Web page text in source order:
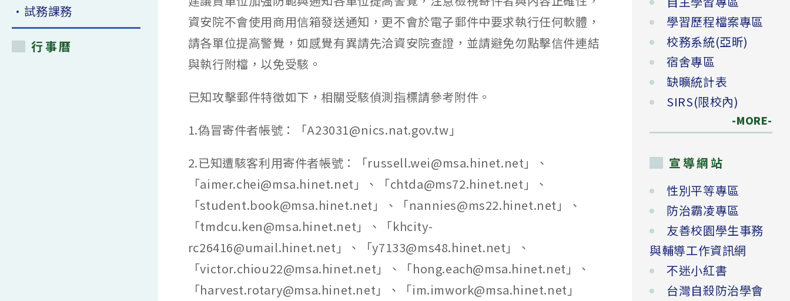
資安院不會使用商用信箱發送通知，更不會於電子郵件中要求執行任何軟體，
請各單位提高警覺，如感覺有異請先洽資安院查證，並請避免勿點擊信件連結
與執行附檔，以免受駭。
已知攻擊郵件特徵如下，相關受駭偵測指標請參考附件。
1.偽冒寄件者帳號：「A23031@nics.nat.gov.tw」
2.已知遭駭客利用寄件者帳號：「russell.wei@msa.hinet.net」、
「aimer.chei@msa.hinet.net」、「chtda@ms72.hinet.net」、
「student.book@msa.hinet.net」、「nannies@ms22.hinet.net」、
「tmdcu.ken@msa.hinet.net」、「khcity-
rc26416@umail.hinet.net」、「y7133@ms48.hinet.net」、
「victor.chiou22@msa.hinet.net」、「hong.each@msa.hinet.net」、
「harvest.rotary@msa.hinet.net」、「im.imwork@msa.hinet.net」
•試務課務
行事曆
學習歷程檔案專區
校務系統(亞昕)
宿舍專區
缺曠統計表
SIRS(限校內)
-MORE-
宣導網站
性別平等專區
防治霸凌專區
友善校園學生事務
與輔導工作資訊網
不迷小紅書
台灣自殺防治學會